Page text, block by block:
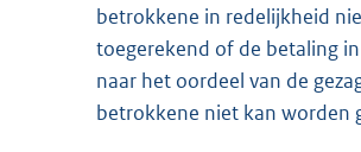
betrokkene in redelijkheid
toegerekend of de betaling
naar het oordeel van de
betrokkene niet kan worden